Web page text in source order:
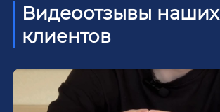
Видеоотзывы наших
клиентов